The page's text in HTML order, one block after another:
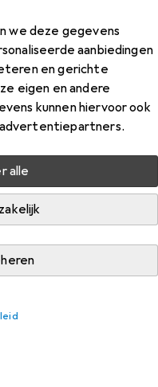
we deze gegevens
aanbiedingen
en gerichte
eigen en andere
kunnen hiervoor ook
alle
Potband
Blum Potband uit de
voor
Voor Meubelbeslag